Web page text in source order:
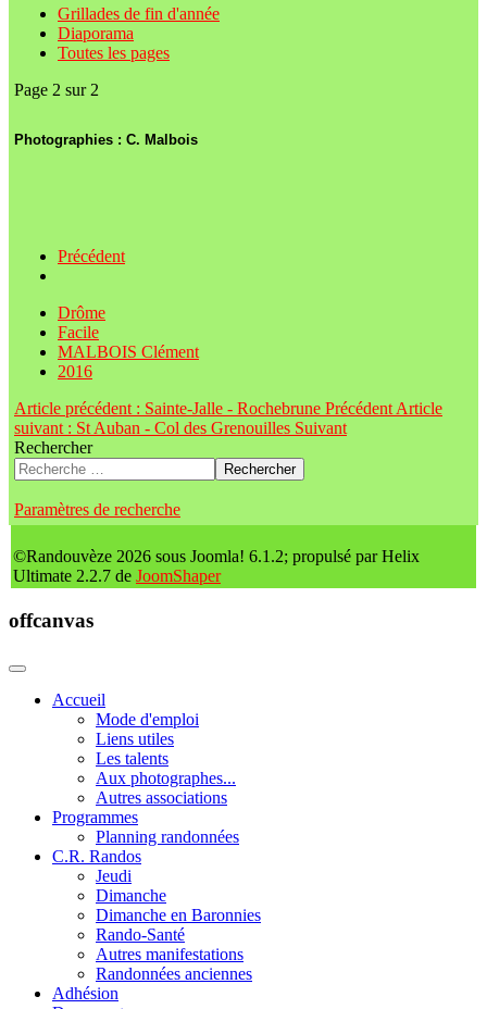
Grillades de fin d'année
Diaporama
Toutes les pages
Page 2 sur 2
Photographies : C. Malbois
Précédent
Drôme
Facile
MALBOIS Clément
2016
Article précédent : Sainte-Jalle - Rochebrune Précédent Article
suivant : St Auban - Col des Grenouilles Suivant
Rechercher
Rechercher
Paramètres de recherche
©Randouvèze 2026 sous Joomla! 6.1.2; propulsé par Helix
Ultimate 2.2.7 de JoomShaper
offcanvas
Accueil
Mode d'emploi
Liens utiles
Les talents
Aux photographes...
Autres associations
Programmes
Planning randonnées
C.R. Randos
Jeudi
Dimanche
Dimanche en Baronnies
Rando-Santé
Autres manifestations
Randonnées anciennes
Adhésion